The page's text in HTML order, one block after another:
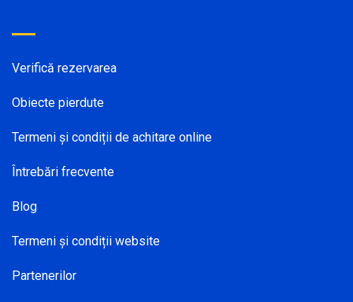
Verifică rezervarea
Obiecte pierdute
Termeni și condiții de achitare online
Întrebări frecvente
Blog
Termeni și condiții website
Partenerilor